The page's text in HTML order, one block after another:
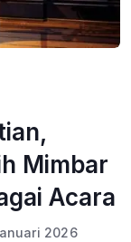
Mimbar
Acara
2026